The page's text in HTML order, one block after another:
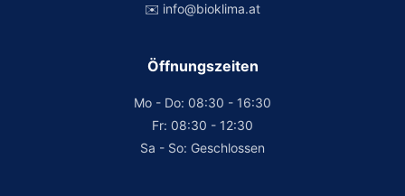
✉️ info@bioklima.at
Öffnungszeiten
Mo - Do: 08:30 - 16:30
Fr: 08:30 - 12:30
Sa - So: Geschlossen